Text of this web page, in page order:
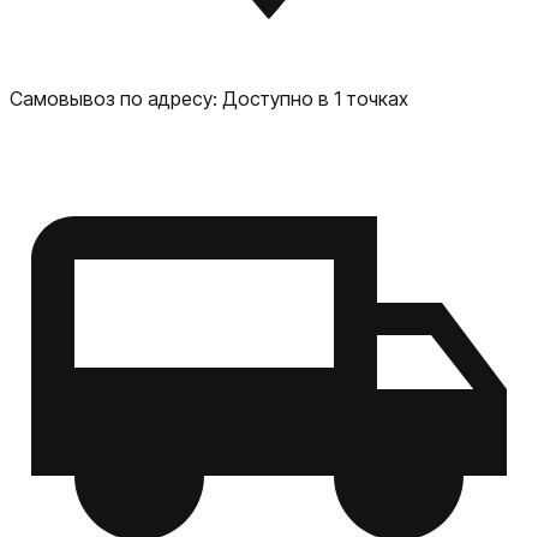
играми в любом месте и в любое время.
Самовывоз по адресу: Доступно в 1 точках